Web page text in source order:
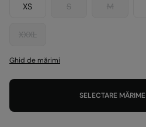
XS S M
XXXL
Ghid de mărimi
SELECTARE MĂRIME